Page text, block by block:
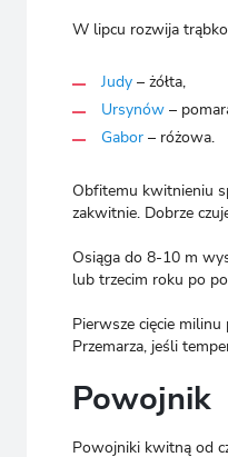
W lipcu rozwija
Judy– żółta,
Ursynów–
Gabor– różowa.
Obfitemu kwitnieniu
zakwitnie. Dobrze
Osiąga do 8-10 m
lub trzecim roku po
Pierwsze cięcie
Przemarza, jeśli
Powojnik
Powojniki kwitną od